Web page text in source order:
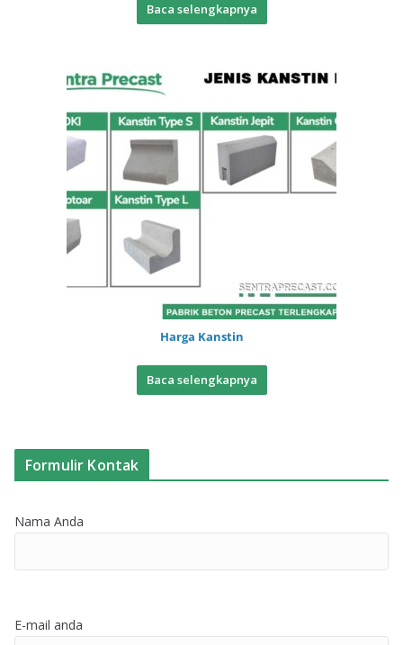
Baca selengkapnya
Harga Kanstin
Baca selengkapnya
Formulir Kontak
Nama Anda
E-mail anda